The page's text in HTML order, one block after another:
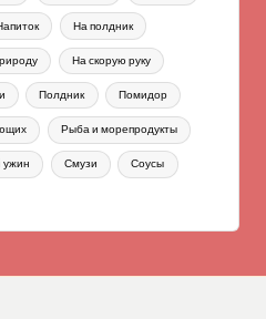
На полдник
На скорую руку
Полдник Помидор
Рыба и морепродукты
Смузи Соусы